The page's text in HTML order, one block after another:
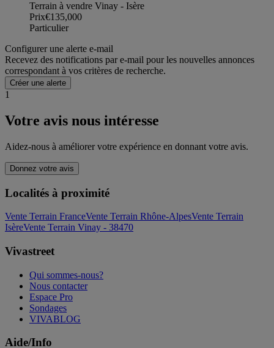
Terrain à vendre Vinay - Isère
Prix€135,000
Particulier
Configurer une alerte e-mail
Recevez des notifications par e-mail pour les nouvelles annonces
correspondant à vos critères de recherche.
Créer une alerte
1
Votre avis nous intéresse
Aidez-nous à améliorer votre expérience en donnant votre avis.
Donnez votre avis
Localités à proximité
Vente Terrain FranceVente Terrain Rhône-AlpesVente Terrain
IsèreVente Terrain Vinay - 38470
Vivastreet
Qui sommes-nous?
Nous contacter
Espace Pro
Sondages
VIVABLOG
Aide/Info